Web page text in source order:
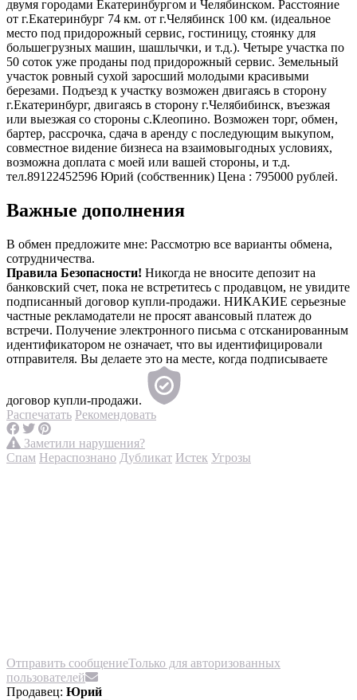
двумя городами Екатеринбургом и Челябинском. Расстояние
от г.Екатеринбург 74 км. от г.Челябинск 100 км. (идеальное
место под придорожный сервис, гостиницу, стоянку для
большегрузных машин, шашлычки, и т.д.). Четыре участка по
50 соток уже проданы под придорожный сервис. Земельный
участок ровный сухой заросший молодыми красивыми
березами. Подъезд к участку возможен двигаясь в сторону
г.Екатеринбург, двигаясь в сторону г.Челябибинск, въезжая
или выезжая со стороны с.Клеопино. Возможен торг, обмен,
бартер, рассрочка, сдача в аренду с последующим выкупом,
совместное видение бизнеса на взаимовыгодных условиях,
возможна доплата с моей или вашей стороны, и т.д.
тел.89122452596 Юрий (собственник) Цена : 795000 рублей.
Важные дополнения
В обмен предложите мне: Рассмотрю все варианты обмена,
сотрудничества.
Правила Безопасности! Никогда не вносите депозит на
банковский счет, пока не встретитесь с продавцом, не увидите
подписанный договор купли-продажи. НИКАКИЕ серьезные
частные рекламодатели не просят авансовый платеж до
встречи. Получение электронного письма с отсканированным
идентификатором не означает, что вы идентифицировали
отправителя. Вы делаете это на месте, когда подписываете
договор купли-продажи.
Распечатать Рекомендовать
Заметили нарушения?
Спам Нераспознано Дубликат Истек Угрозы
Отправить сообщениеТолько для авторизованных
пользователей
Продавец: Юрий